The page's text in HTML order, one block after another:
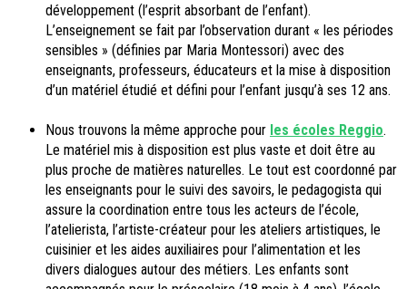
développement (l’esprit absorbant de l’enfant).
L’enseignement se fait par l’observation durant « les périodes
sensibles » (définies par Maria Montessori) avec des
enseignants, professeurs, éducateurs et la mise à disposition
d’un matériel étudié et défini pour l’enfant jusqu’à ses 12 ans.
Nous trouvons la même approche pour les écoles Reggio.
Le matériel mis à disposition est plus vaste et doit être au
plus proche de matières naturelles. Le tout est coordonné par
les enseignants pour le suivi des savoirs, le pedagogista qui
assure la coordination entre tous les acteurs de l’école,
l’atelierista, l’artiste-créateur pour les ateliers artistiques, le
cuisinier et les aides auxiliaires pour l’alimentation et les
divers dialogues autour des métiers. Les enfants sont